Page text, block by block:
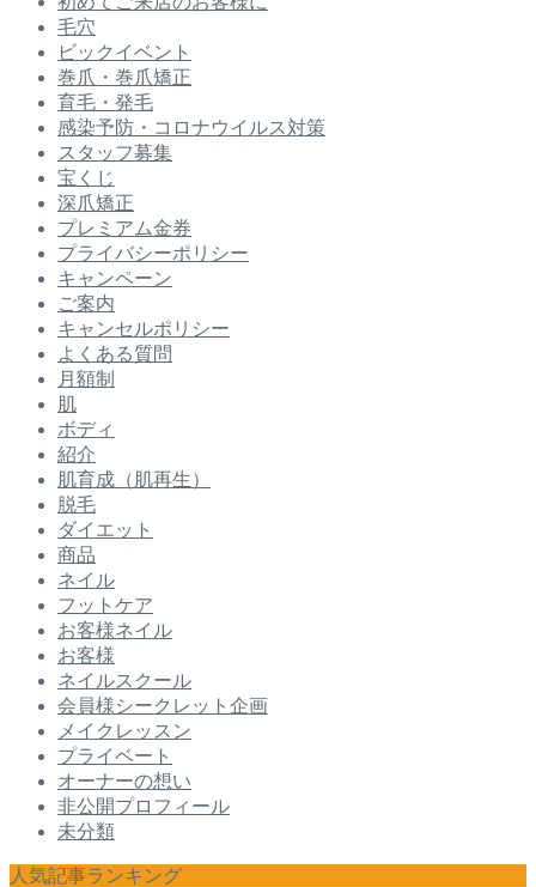
毛穴
ビックイベント
巻爪・巻爪矯正
育毛・発毛
感染予防・コロナウイルス対策
スタッフ募集
宝くじ
深爪矯正
プレミアム金券
プライバシーポリシー
キャンペーン
ご案内
キャンセルポリシー
よくある質問
月額制
肌
ボディ
紹介
肌育成（肌再生）
脱毛
ダイエット
商品
ネイル
フットケア
お客様ネイル
お客様
ネイルスクール
会員様シークレット企画
メイクレッスン
プライベート
オーナーの想い
非公開プロフィール
未分類
人気記事ランキング